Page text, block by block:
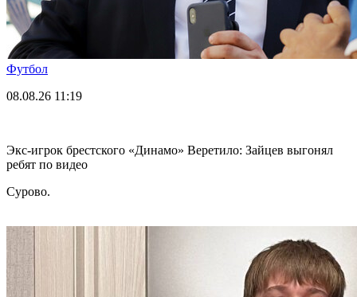
Футбол
08.08.26 11:19
Экс-игрок брестского «Динамо» Веретило: Зайцев выгонял
ребят по видео
Сурово.